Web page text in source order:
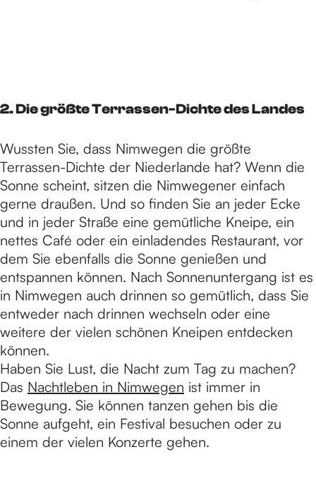
2. Die größte Terrassen-Dichte des Landes
Wussten Sie, dass Nimwegen die größte
Terrassen-Dichte der Niederlande hat? Wenn die
Sonne scheint, sitzen die Nimwegener einfach
gerne draußen. Und so finden Sie an jeder Ecke
und in jeder Straße eine gemütliche Kneipe, ein
nettes Café oder ein einladendes Restaurant, vor
dem Sie ebenfalls die Sonne genießen und
entspannen können. Nach Sonnenuntergang ist es
in Nimwegen auch drinnen so gemütlich, dass Sie
entweder nach drinnen wechseln oder eine
weitere der vielen schönen Kneipen entdecken
können.
Haben Sie Lust, die Nacht zum Tag zu machen?
Das Nachtleben in Nimwegen ist immer in
Bewegung. Sie können tanzen gehen bis die
Sonne aufgeht, ein Festival besuchen oder zu
einem der vielen Konzerte gehen.